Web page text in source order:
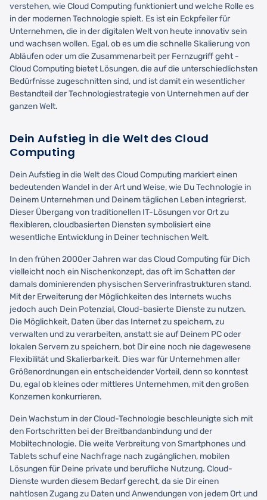
verstehen, wie Cloud Computing funktioniert und welche Rolle es
in der modernen Technologie spielt. Es ist ein Eckpfeiler für
Unternehmen, die in der digitalen Welt von heute innovativ sein
und wachsen wollen. Egal, ob es um die schnelle Skalierung von
Abläufen oder um die Zusammenarbeit per Fernzugriff geht -
Cloud Computing bietet Lösungen, die auf die unterschiedlichsten
Bedürfnisse zugeschnitten sind, und ist damit ein wesentlicher
Bestandteil der Technologiestrategie von Unternehmen auf der
ganzen Welt.
Dein Aufstieg in die Welt des Cloud
Computing
Dein Aufstieg in die Welt des Cloud Computing markiert einen
bedeutenden Wandel in der Art und Weise, wie Du Technologie in
Deinem Unternehmen und Deinem täglichen Leben integrierst.
Dieser Übergang von traditionellen IT-Lösungen vor Ort zu
flexibleren, cloudbasierten Diensten symbolisiert eine
wesentliche Entwicklung in Deiner technischen Welt.
In den frühen 2000er Jahren war das Cloud Computing für Dich
vielleicht noch ein Nischenkonzept, das oft im Schatten der
damals dominierenden physischen Serverinfrastrukturen stand.
Mit der Erweiterung der Möglichkeiten des Internets wuchs
jedoch auch Dein Potenzial, Cloud-basierte Dienste zu nutzen.
Die Möglichkeit, Daten über das Internet zu speichern, zu
verwalten und zu verarbeiten, anstatt sie auf Deinem PC oder
lokalen Servern zu speichern, bot Dir eine noch nie dagewesene
Flexibilität und Skalierbarkeit. Dies war für Unternehmen aller
Größenordnungen ein entscheidender Vorteil, denn so konntest
Du, egal ob kleines oder mittleres Unternehmen, mit den großen
Konzernen konkurrieren.
Dein Wachstum in der Cloud-Technologie beschleunigte sich mit
den Fortschritten bei der Breitbandanbindung und der
Mobiltechnologie. Die weite Verbreitung von Smartphones und
Tablets schuf eine Nachfrage nach zugänglichen, mobilen
Lösungen für Deine private und berufliche Nutzung. Cloud-
Dienste wurden diesem Bedarf gerecht, da sie Dir einen
nahtlosen Zugang zu Daten und Anwendungen von jedem Ort und